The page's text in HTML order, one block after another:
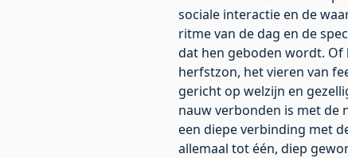
sociale interactie en de
ritme van de dag en de
dat hen geboden wordt. Of
herfstzon, het vieren van
gericht op welzijn en
nauw verbonden is met de
een diepe verbinding met
allemaal tot één, diep